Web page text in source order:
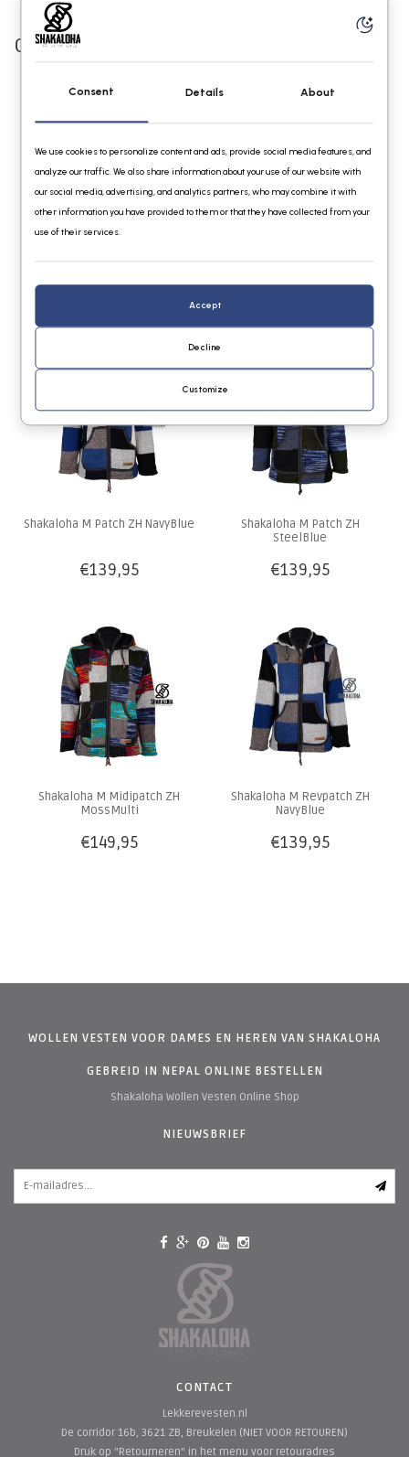
Gerelateerde producten
FadeMulti
CafeMulti
Shakaloha M Patch ZH NavyBlue
€139,95
Shakaloha M Patch ZH
SteelBlue
€139,95
Shakaloha M Midipatch ZH
MossMulti
€149,95
Shakaloha M Revpatch ZH
NavyBlue
€139,95
WOLLEN VESTEN VOOR DAMES EN HEREN VAN SHAKALOHA
GEBREID IN NEPAL ONLINE BESTELLEN
Shakaloha Wollen Vesten Online Shop
NIEUWSBRIEF
CONTACT
Lekkerevesten.nl
De corridor 16b, 3621 ZB, Breukelen (NIET VOOR RETOUREN)
Druk op "Retourneren" in het menu voor retouradres
Consent Details About
We use cookies to personalize content and ads, provide social media features, and
analyze our traffic. We also share information about your use of our website with
our social media, advertising, and analytics partners, who may combine it with
other information you have provided to them or that they have collected from your
use of their services.
Accept
Decline
Customize